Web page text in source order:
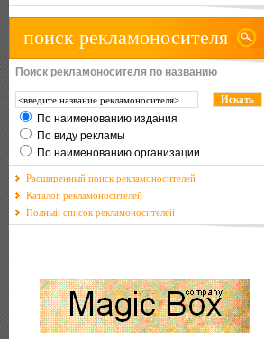
поиск рекламоносителя
Поиск рекламоносителя по названию
По наименованию издания
По виду рекламы
По наименованию организации
Расширенный поиск рекламоносителей
Каталог рекламоносителей
Полный список рекламоносителей